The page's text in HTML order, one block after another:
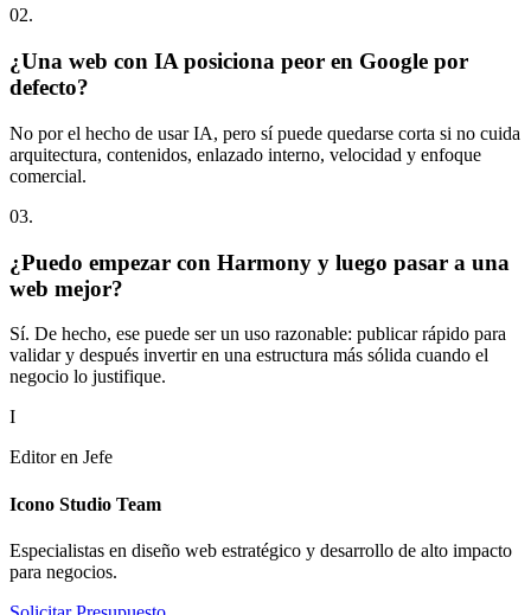
02.
¿Una web con IA posiciona peor en Google por
defecto?
No por el hecho de usar IA, pero sí puede quedarse corta si no cuida
arquitectura, contenidos, enlazado interno, velocidad y enfoque
comercial.
03.
¿Puedo empezar con Harmony y luego pasar a una
web mejor?
Sí. De hecho, ese puede ser un uso razonable: publicar rápido para
validar y después invertir en una estructura más sólida cuando el
negocio lo justifique.
I
Editor en Jefe
Icono Studio Team
Especialistas en diseño web estratégico y desarrollo de alto impacto
para negocios.